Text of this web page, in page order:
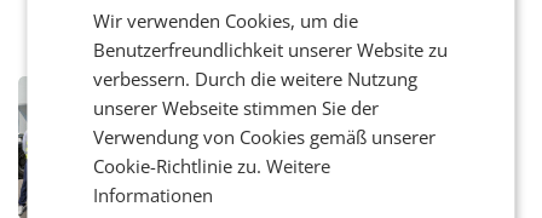
MARKETING & MEDIA
Alpacem und Politik im Austausch
über Dekarbonisierung und
Energiepreise
– Wie die Zement- und Betonproduktion ihre
CO₂-Emissionen weiter senken und zugleich
Wir verwenden Cookies, um die
Benutzerfreundlichkeit unserer Website zu
verbessern. Durch die weitere Nutzung
unserer Webseite stimmen Sie der
Verwendung von Cookies gemäß unserer
Cookie-Richtlinie zu.Weitere
Informationen